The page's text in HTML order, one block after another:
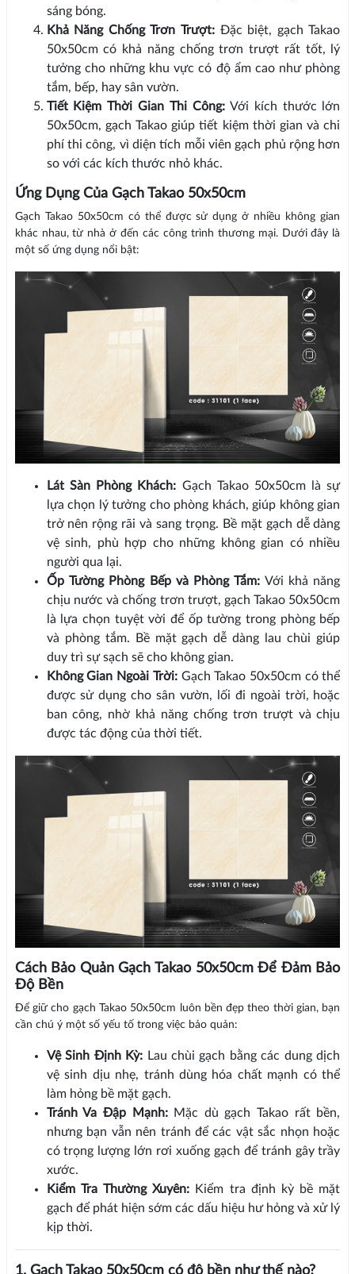
sáng bóng.
Khả Năng Chống Trơn Trượt: Đặc biệt, gạch Takao
50x50cm có khả năng chống trơn trượt rất tốt, lý
tưởng cho những khu vực có độ ẩm cao như phòng
tắm, bếp, hay sân vườn.
Tiết Kiệm Thời Gian Thi Công:Với kích thước lớn
50x50cm, gạch Takao giúp tiết kiệm thời gian và chi
phí thi công, vì diện tích mỗi viên gạch phủ rộng hơn
so với các kích thước nhỏ khác.
Ứng Dụng Của Gạch Takao 50x50cm
Gạch Takao 50x50cm có thể được sử dụng ở nhiều không gian
khác nhau, từ nhà ở đến các công trình thương mại. Dưới đây là
một số ứng dụng nổi bật:
Lát Sàn Phòng Khách: Gạch Takao 50x50cm là sự
lựa chọn lý tưởng cho phòng khách, giúp không gian
trở nên rộng rãi và sang trọng. Bề mặt gạch dễ dàng
vệ sinh, phù hợp cho những không gian có nhiều
người qua lại.
Ốp Tường Phòng Bếp và Phòng Tắm: Với khả năng
chịu nước và chống trơn trượt, gạch Takao 50x50cm
là lựa chọn tuyệt vời để ốp tường trong phòng bếp
và phòng tắm. Bề mặt gạch dễ dàng lau chùi giúp
duy trì sự sạch sẽ cho không gian.
Không Gian Ngoài Trời:Gạch Takao 50x50cm có thể
được sử dụng cho sân vườn, lối đi ngoài trời, hoặc
ban công, nhờ khả năng chống trơn trượt và chịu
được tác động của thời tiết.
Cách Bảo Quản Gạch Takao 50x50cm Để Đảm Bảo
Độ Bền
Để giữ cho gạch Takao 50x50cm luôn bền đẹp theo thời gian, bạn
cần chú ý một số yếu tố trong việc bảo quản:
Vệ Sinh Định Kỳ: Lau chùi gạch bằng các dung dịch
vệ sinh dịu nhẹ, tránh dùng hóa chất mạnh có thể
làm hỏng bề mặt gạch.
Tránh Va Đập Mạnh:Mặc dù gạch Takao rất bền,
nhưng bạn vẫn nên tránh để các vật sắc nhọn hoặc
có trọng lượng lớn rơi xuống gạch để tránh gây trầy
xước.
Kiểm Tra Thường Xuyên: Kiểm tra định kỳ bề mặt
gạch để phát hiện sớm các dấu hiệu hư hỏng và xử lý
kịp thời.
1. Gạch Takao 50x50cm có độ bền như thế nào?